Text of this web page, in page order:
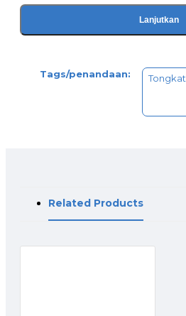
Lanjutkan
Tags/penandaan: Tongkat
Related Products